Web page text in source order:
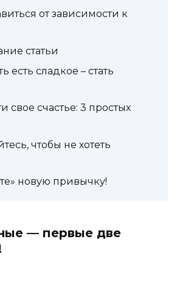
от зависимости к
статьи
есть сладкое – стать
свое счастье: 3 простых
чтобы не хотеть
новую привычку!
— первые две